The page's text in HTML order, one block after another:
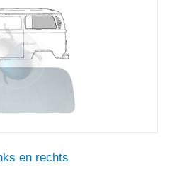
en rechts